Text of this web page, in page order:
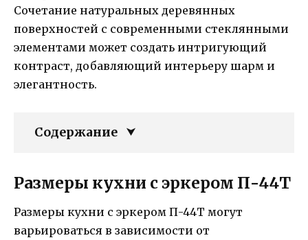
Сочетание натуральных деревянных
поверхностей с современными стеклянными
элементами может создать интригующий
контраст, добавляющий интерьеру шарм и
элегантность.
Содержание
Размеры кухни с эркером П-44Т
Размеры кухни с эркером П-44Т могут
варьироваться в зависимости от